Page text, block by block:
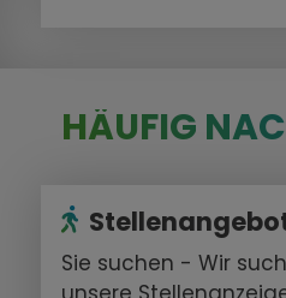
HÄUFIG
Sie suchen - Wir